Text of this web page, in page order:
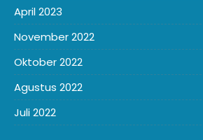
April 2023
November 2022
Oktober 2022
Agustus 2022
Juli 2022